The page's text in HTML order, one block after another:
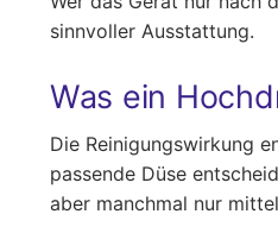
sinnvoller Ausstattung.
Was ein
Die Reinigungswirkung
passende Düse
aber manchmal nur